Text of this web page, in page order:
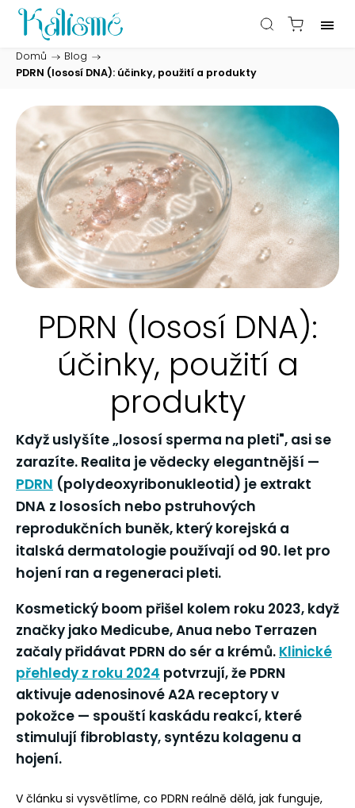
Domů / Blog /
PDRN (lososí DNA): účinky, použití a produkty
PDRN (lososí DNA):
účinky, použití a
produkty
Když uslyšíte „lososí sperma na pleti", asi se
zarazíte. Realita je vědecky elegantnější —
PDRN (polydeoxyribonukleotid) je extrakt
DNA z lososích nebo pstruhových
reprodukčních buněk, který korejská a
italská dermatologie používají od 90. let pro
hojení ran a regeneraci pleti.
Kosmetický boom přišel kolem roku 2023, když
značky jako Medicube, Anua nebo Terrazen
začaly přidávat PDRN do sér a krémů. Klinické
přehledy z roku 2024 potvrzují, že PDRN
aktivuje adenosinové A2A receptory v
pokožce — spouští kaskádu reakcí, které
stimulují fibroblasty, syntézu kolagenu a
hojení.
V článku si vysvětlíme, co PDRN reálně dělá, jak funguje,